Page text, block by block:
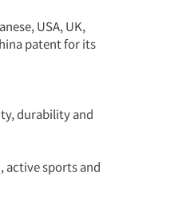
USA, UK,
patent for its
durability and
active sports and